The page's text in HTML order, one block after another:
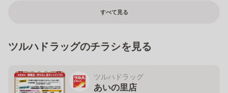
すべて見る
ツルハドラッグのチラシを見る
ツルハドラッグ
あいの里店